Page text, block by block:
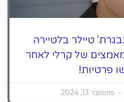
טיילר בלטיירה
של קרלי לאחר
פרטיות!
ספטמבר 13, 2024